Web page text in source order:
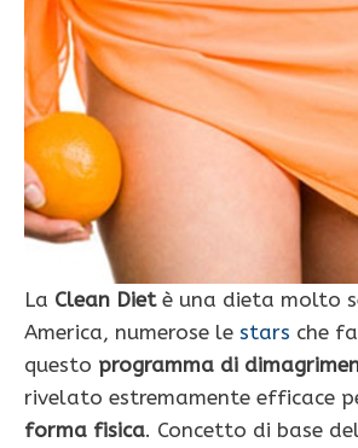
La Clean Dietè una dieta molto
America, numerose le stars che
questo programma di
rivelato estremamente efficace
forma fisica. Concetto di base